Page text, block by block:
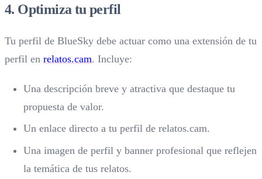
4. Optimiza tu perfil
Tu perfil de BlueSky debe actuar como una extensión de tu
perfil en relatos.cam. Incluye:
Una descripción breve y atractiva que destaque tu
propuesta de valor.
Un enlace directo a tu perfil de relatos.cam.
Una imagen de perfil y banner profesional que reflejen
la temática de tus relatos.